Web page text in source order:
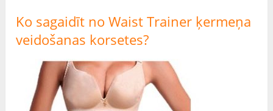
Ko sagaidīt no Waist Trainer ķermeņa
veidošanas korsetes?